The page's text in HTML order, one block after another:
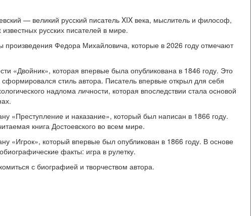
— великий русский писатель XIX века, мыслитель и философ,
русских писателей в мире.
произведения Федора Михайловича, которые в 2026 году отмечают
«Двойник», которая впервые была опубликована в 1846 году. Это
сформировался стиль автора. Писатель впервые открыл для себя
надлома личности, которая впоследствии стала основой
«Преступление и наказание», который был написан в 1866 году.
книга Достоевского во всем мире.
«Игрок», который впервые был опубликован в 1866 году. В основе
факты: игра в рулетку.
с биографией и творчеством автора.